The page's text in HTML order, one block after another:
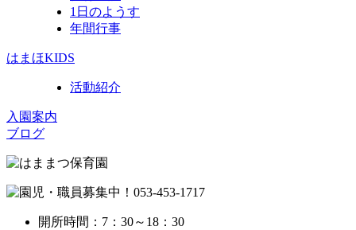
1日のようす
年間行事
はまほKIDS
活動紹介
入園案内
ブログ
開所時間：7：30～18：30